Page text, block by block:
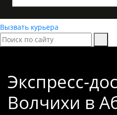
Вызвать курьера
Экспресс-
Волчихи в